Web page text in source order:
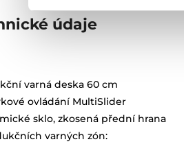
údaje
varná deska 60 cm
ovládání MultiSlider
sklo, zkosená přední hrana
varných zón: